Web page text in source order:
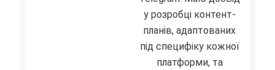
у розробці контент-
планів, адаптованих
під специфіку кожної
платформи, та